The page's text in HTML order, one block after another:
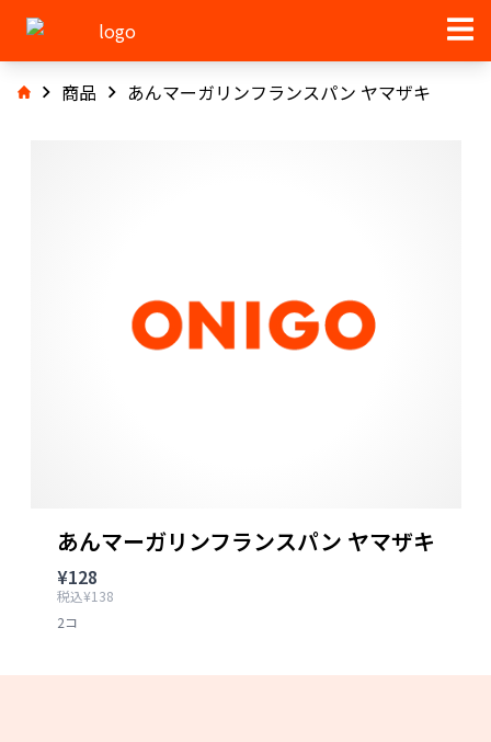
商品 あんマーガリンフランスパン ヤマザキ
あんマーガリンフランスパン ヤマザキ
¥128
税込¥138
2コ